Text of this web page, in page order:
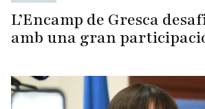
L’Encamp de Gresca
amb una gran